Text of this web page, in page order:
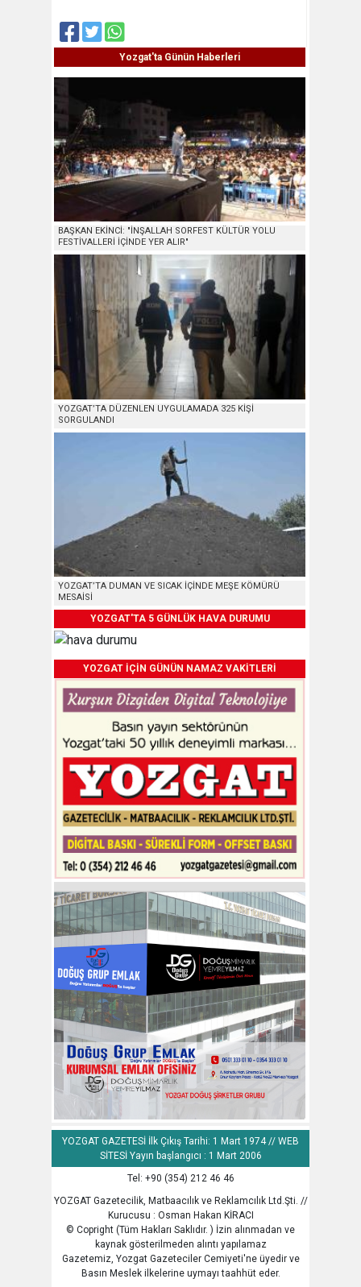
Yozgat'ta Günün Haberleri
BAŞKAN EKİNCİ: "İNŞALLAH SORFEST KÜLTÜR YOLU
FESTİVALLERİ İÇİNDE YER ALIR"
YOZGAT’TA DÜZENLEN UYGULAMADA 325 KİŞİ
SORGULANDI
YOZGAT’TA DUMAN VE SICAK İÇİNDE MEŞE KÖMÜRÜ
MESAİSİ
YOZGAT'TA 5 GÜNLÜK HAVA DURUMU
YOZGAT İÇİN GÜNÜN NAMAZ VAKİTLERİ
YOZGAT GAZETESİ İlk Çıkış Tarihi: 1 Mart 1974 // WEB
SİTESİ Yayın başlangıcı : 1 Mart 2006
Tel: +90 (354) 212 46 46
YOZGAT Gazetecilik, Matbaacılık ve Reklamcılık Ltd.Şti. //
Kurucusu : Osman Hakan KİRACI
© Copright (Tüm Hakları Saklıdır. ) İzin alınmadan ve
kaynak gösterilmeden alıntı yapılamaz
Gazetemiz, Yozgat Gazeteciler Cemiyeti'ne üyedir ve
Basın Meslek ilkelerine uymayı taahhüt eder.